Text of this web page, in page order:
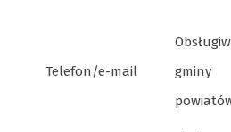
Telefon/e-mail